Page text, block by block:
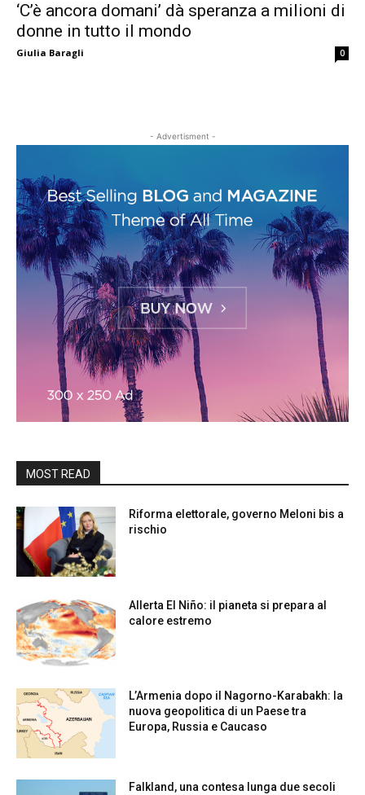
‘C’è ancora domani’ dà speranza a milioni di
donne in tutto il mondo
Giulia Baragli 0
- Advertisment -
MOST READ
Riforma elettorale, governo Meloni bis a
rischio
Allerta El Niño: il pianeta si prepara al
calore estremo
L’Armenia dopo il Nagorno-Karabakh: la
nuova geopolitica di un Paese tra
Europa, Russia e Caucaso
Falkland, una contesa lunga due secoli